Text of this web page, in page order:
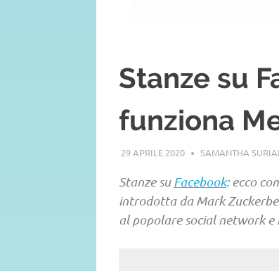
Stanze su
funziona
29 APRILE 2020 SAMANTHA
Stanze suFacebook: ecco
introdotta da Mark
al popolare social network e